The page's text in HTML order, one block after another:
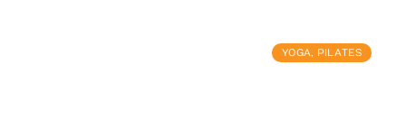
YOGA, PILATES